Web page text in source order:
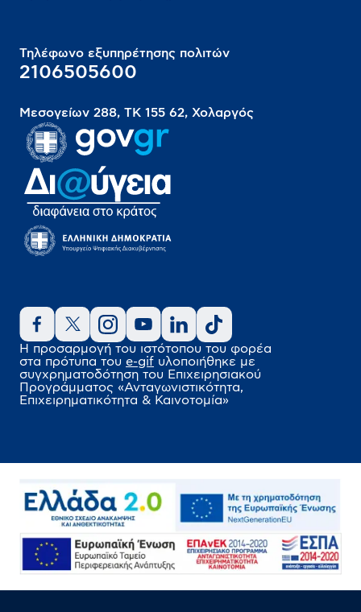
Τηλέφωνο εξυπηρέτησης πολιτών
2106505600
Μεσογείων 288, ΤΚ 155 62, Χολαργός
Η προσαρμογή του ιστότοπου του φορέα
στα πρότυπα του e-gif υλοποιήθηκε με
συγχρηματοδότηση του Επιχειρησιακού
Προγράμματος «Ανταγωνιστικότητα,
Επιχειρηματικότητα & Καινοτομία»